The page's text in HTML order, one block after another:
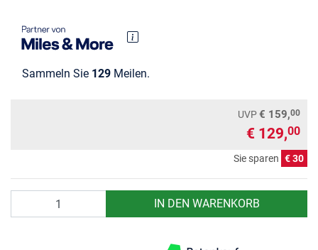
Sammeln Sie 129 Meilen.
UVP€ 159,00
€ 129,00
Sie sparen € 30
IN DEN WARENKORB